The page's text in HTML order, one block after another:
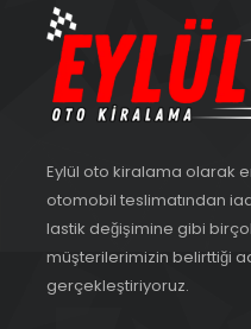
Eylül oto kiralama olarak
otomobil teslimatından
lastik değişimine gibi
müşterilerimizin belirttiği
gerçekleştiriyoruz.